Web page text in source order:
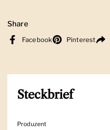
Share
Facebook Pinterest
Steckbrief
Produzent